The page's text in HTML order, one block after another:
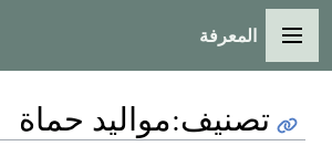
القائمة الرئيسية
المعرفة
تصنيف:مواليد حماة